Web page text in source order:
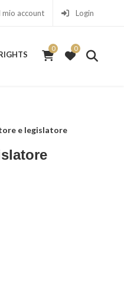
mio account Login
0
0
0
FOREIGN RIGHTS
e legislatore